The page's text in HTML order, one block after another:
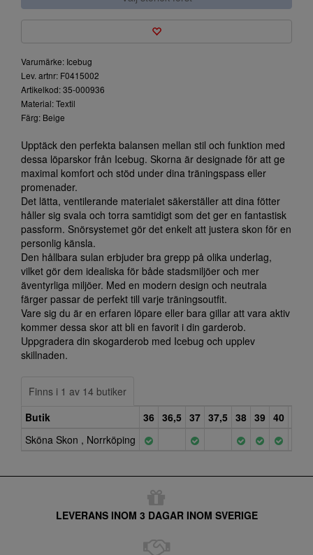
Varumärke: Icebug
Lev. artnr: F0415002
Artikelkod: 35-000936
Material: Textil
Färg: Beige
Upptäck den perfekta balansen mellan stil och funktion med
dessa löparskor från Icebug. Skorna är designade för att ge
maximal komfort och stöd under dina träningspass eller
promenader.
Det lätta, ventilerande materialet säkerställer att dina fötter
håller sig svala och torra samtidigt som det ger en fantastisk
passform. Snörsystemet gör det enkelt att justera skon för en
personlig känsla.
Den hållbara sulan erbjuder bra grepp på olika underlag,
vilket gör dem idealiska för både stadsmiljöer och mer
äventyrliga miljöer. Med en modern design och neutrala
färger passar de perfekt till varje träningsoutfit.
Vare sig du är en erfaren löpare eller bara gillar att vara aktiv
kommer dessa skor att bli en favorit i din garderob.
Uppgradera din skogarderob med Icebug och upplev
skillnaden.
Finns i 1 av 14 butiker
Butik
36 36,5 37 37,5 38 39 40
Sköna Skon , Norrköping
LEVERANS INOM 3 DAGAR INOM SVERIGE